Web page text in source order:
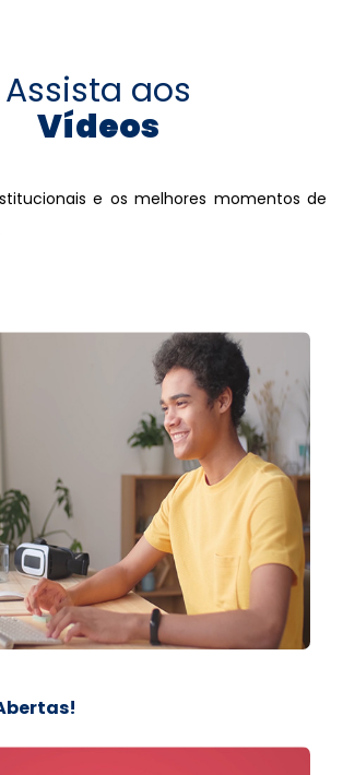
Assista aos
Vídeos
e os melhores momentos de